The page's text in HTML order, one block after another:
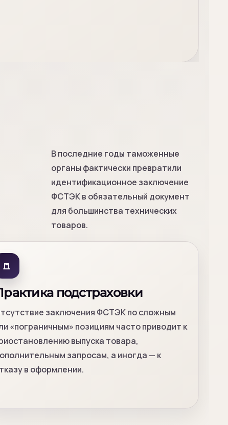
В последние годы таможенные
органы фактически превратили
идентификационное заключение
ФСТЭК в обязательный документ
для большинства технических
товаров.
подстраховки
заключения ФСТЭК по сложным
«пограничным» позициям часто приводит к
выпуска товара,
запросам, а иногда — к
в оформлении.